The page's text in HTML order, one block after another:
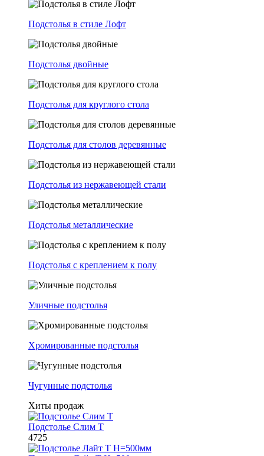
Подстолья в стиле Лофт
Подстолья двойные
Подстолья для круглого стола
Подстолья для столов деревянные
Подстолья из нержавеющей стали
Подстолья металлические
Подстолья с креплением к полу
Уличные подстолья
Хромированные подстолья
Чугунные подстолья
Хиты продаж
Подстолье Слим Т
4725